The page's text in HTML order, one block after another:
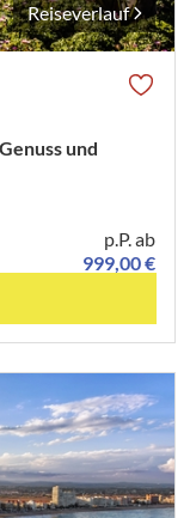
Reiseverlauf
und
p.P. ab
999,00 €